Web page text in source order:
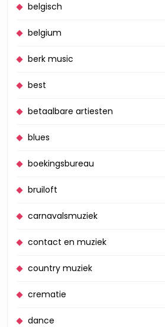
belgisch
belgium
berk music
best
betaalbare artiesten
blues
boekingsbureau
bruiloft
carnavalsmuziek
contact en muziek
country muziek
crematie
dance